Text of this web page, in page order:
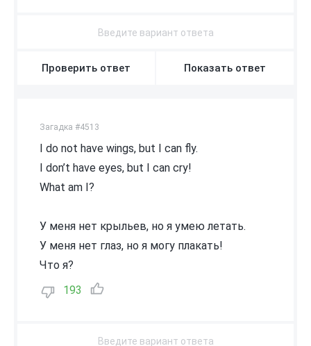
Проверить ответ Показать ответ
Загадка #4513
I do not have wings, but I can fly.
I don’t have eyes, but I can cry!
What am I?
У меня нет крыльев, но я умею летать.
У меня нет глаз, но я могу плакать!
Что я?
193